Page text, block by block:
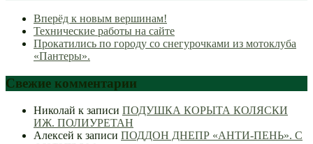
Вперёд к новым вершинам!
Технические работы на сайте
Прокатились по городу со снегурочками из мотоклуба
«Пантеры».
Свежие комментарии
Николай к записи ПОДУШКА КОРЫТА КОЛЯСКИ
ИЖ. ПОЛИУРЕТАН
Алексей к записи ПОДДОН ДНЕПР «АНТИ-ПЕНЬ». С